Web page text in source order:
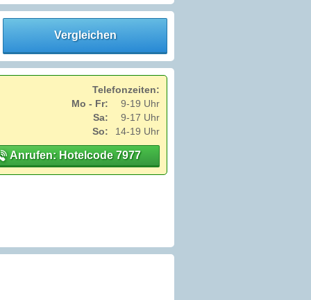
Vergleichen
Telefonzeiten:
Mo - Fr:
9-19 Uhr
Sa:
9-17 Uhr
So:
14-19 Uhr
Anrufen: Hotelcode 7977